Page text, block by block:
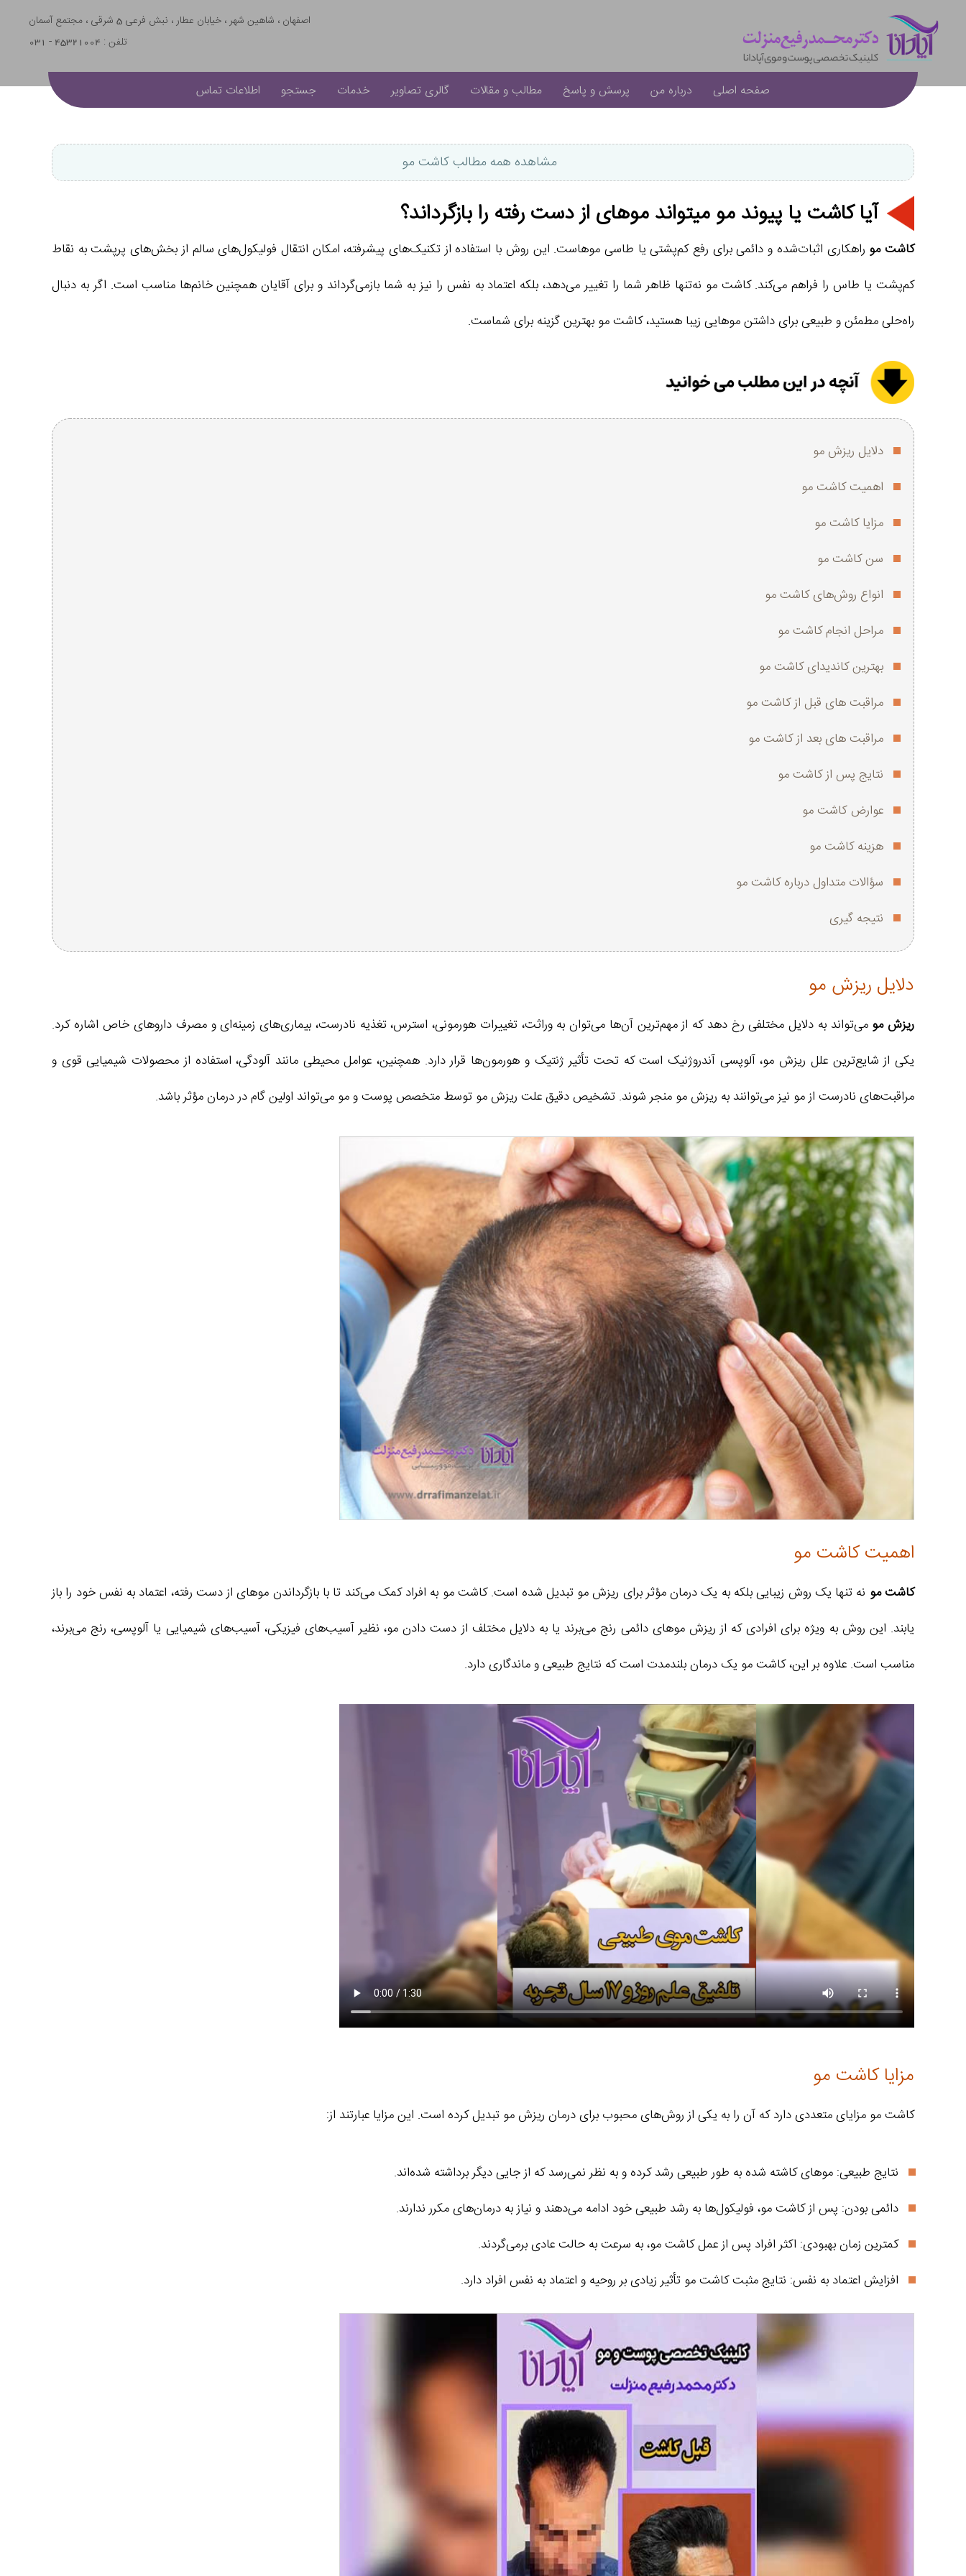
اصفهان ، شاهین شهر ، خیابان عطار ، نبش فرعی 5 شرقی ، مجتمع آسمان
تلفن : 45321004 - 031
صفحه اصلی درباره من پرسش و پاسخ مطالب و مقالات گالری تصاویر خدمات جستجو اطلاعات تماس
مشاهده همه مطالب کاشت مو
آیا کاشت یا پیوند مو میتواند موهای از دست رفته را بازگرداند؟
کاشت مو راهکاری اثبات‌شده و دائمی برای رفع کم‌پشتی یا طاسی موهاست. این روش با استفاده از تکنیک‌های پیشرفته، امکان انتقال فولیکول‌های سالم از بخش‌های پرپشت به نقاط
کم‌پشت یا طاس را فراهم می‌کند. کاشت مو نه‌تنها ظاهر شما را تغییر می‌دهد، بلکه اعتماد به نفس را نیز به شما بازمی‌گرداند و برای آقایان همچنین خانم‌ها مناسب است. اگر به دنبال
راه‌حلی مطمئن و طبیعی برای داشتن موهایی زیبا هستید، کاشت مو بهترین گزینه برای شماست.
دلایل ریزش مو
اهمیت کاشت مو
مزایا کاشت مو
سن کاشت مو
انواع روش‌های کاشت مو
مراحل انجام کاشت مو
بهترین کاندیدای کاشت مو
مراقبت های قبل از کاشت مو
مراقبت های بعد از کاشت مو
نتایج پس از کاشت مو
عوارض کاشت مو
هزینه کاشت مو
سؤالات متداول درباره کاشت مو
نتیجه‌ گیری
دلایل ریزش مو
ریزش مو می‌تواند به دلایل مختلفی رخ دهد که از مهم‌ترین آن‌ها می‌توان به وراثت، تغییرات هورمونی، استرس، تغذیه نادرست، بیماری‌های زمینه‌ای و مصرف داروهای خاص اشاره کرد.
یکی از شایع‌ترین علل ریزش مو، آلوپسی آندروژنیک است که تحت تأثیر ژنتیک و هورمون‌ها قرار دارد. همچنین، عوامل محیطی مانند آلودگی، استفاده از محصولات شیمیایی قوی و
مراقبت‌های نادرست از مو نیز می‌توانند به ریزش مو منجر شوند. تشخیص دقیق علت ریزش مو توسط متخصص پوست و مو می‌تواند اولین گام در درمان مؤثر باشد.
اهمیت کاشت مو
کاشت مو نه تنها یک روش زیبایی بلکه به یک درمان مؤثر برای ریزش مو تبدیل شده است. کاشت مو به افراد کمک می‌کند تا با بازگرداندن موهای از دست رفته، اعتماد به نفس خود را باز
یابند. این روش به ویژه برای افرادی که از ریزش موهای دائمی رنج می‌برند یا به دلایل مختلف از دست دادن مو، نظیر آسیب‌های فیزیکی، آسیب‌های شیمیایی یا آلوپسی، رنج می‌برند،
مناسب است. علاوه بر این، کاشت مو یک درمان بلندمدت است که نتایج طبیعی و ماندگاری دارد.
مزایا کاشت مو
کاشت مو مزایای متعددی دارد که آن را به یکی از روش‌های محبوب برای درمان ریزش مو تبدیل کرده است. این مزایا عبارتند از:
نتایج طبیعی: موهای کاشته شده به طور طبیعی رشد کرده و به نظر نمی‌رسد که از جایی دیگر برداشته شده‌اند.
دائمی بودن: پس از کاشت مو، فولیکول‌ها به رشد طبیعی خود ادامه می‌دهند و نیاز به درمان‌های مکرر ندارند.
کمترین زمان بهبودی: اکثر افراد پس از عمل کاشت مو، به سرعت به حالت عادی برمی‌گردند.
افزایش اعتماد به نفس: نتایج مثبت کاشت مو تأثیر زیادی بر روحیه و اعتماد به نفس افراد دارد.